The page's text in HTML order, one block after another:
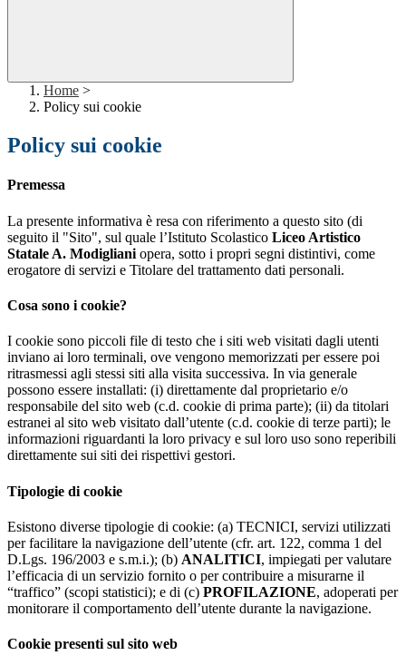
Home >
Policy sui cookie
Policy sui cookie
Premessa
La presente informativa è resa con riferimento a questo sito (di
seguito il "Sito", sul quale l’Istituto Scolastico Liceo Artistico
Statale A. Modigliani opera, sotto i propri segni distintivi, come
erogatore di servizi e Titolare del trattamento dati personali.
Cosa sono i cookie?
I cookie sono piccoli file di testo che i siti web visitati dagli utenti
inviano ai loro terminali, ove vengono memorizzati per essere poi
ritrasmessi agli stessi siti alla visita successiva. In via generale
possono essere installati: (i) direttamente dal proprietario e/o
responsabile del sito web (c.d. cookie di prima parte); (ii) da titolari
estranei al sito web visitato dall’utente (c.d. cookie di terze parti); le
informazioni riguardanti la loro privacy e sul loro uso sono reperibili
direttamente sui siti dei rispettivi gestori.
Tipologie di cookie
Esistono diverse tipologie di cookie: (a) TECNICI, servizi utilizzati
per facilitare la navigazione dell’utente (cfr. art. 122, comma 1 del
D.Lgs. 196/2003 e s.m.i.); (b) ANALITICI, impiegati per valutare
l’efficacia di un servizio fornito o per contribuire a misurarne il
“traffico” (scopi statistici); e di (c) PROFILAZIONE, adoperati per
monitorare il comportamento dell’utente durante la navigazione.
Cookie presenti sul sito web